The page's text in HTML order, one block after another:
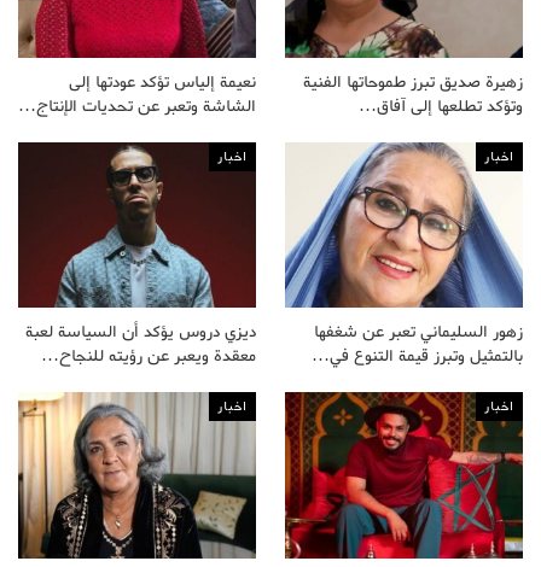
زهيرة صديق تبرز طموحاتها الفنية
وتؤكد تطلعها إلى آفاق…
نعيمة إلياس تؤكد عودتها إلى
الشاشة وتعبر عن تحديات الإنتاج…
اخبار
زهور السليماني تعبر عن شغفها
بالتمثيل وتبرز قيمة التنوع في…
اخبار
ديزي دروس يؤكد أن السياسة لعبة
معقدة ويعبر عن رؤيته للنجاح…
اخبار اخبار